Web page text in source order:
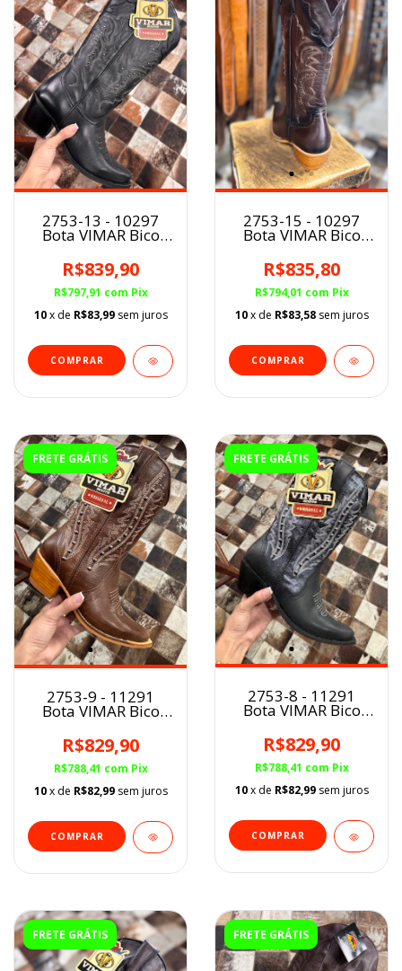
2753-13 - 10297
Bota VIMAR Bico
R$839,90
R$797,91 com Pix
10 x de R$83,99 sem juros
COMPRAR
2753-15 - 10297
Bota VIMAR Bico
R$835,80
R$794,01 com Pix
10 x de R$83,58 sem juros
COMPRAR
FRETE GRÁTIS
2753-9 - 11291
Bota VIMAR Bico
R$829,90
R$788,41 com Pix
10 x de R$82,99 sem juros
COMPRAR
FRETE GRÁTIS
2753-8 - 11291
Bota VIMAR Bico
R$829,90
R$788,41 com Pix
10 x de R$82,99 sem juros
COMPRAR
FRETE GRÁTIS FRETE GRÁTIS